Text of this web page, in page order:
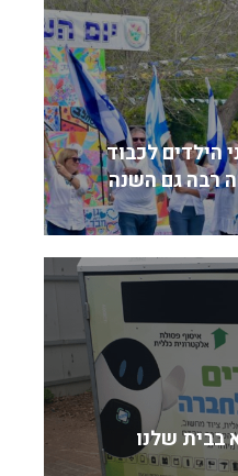
הילדים לכבוד
בבית שלנו